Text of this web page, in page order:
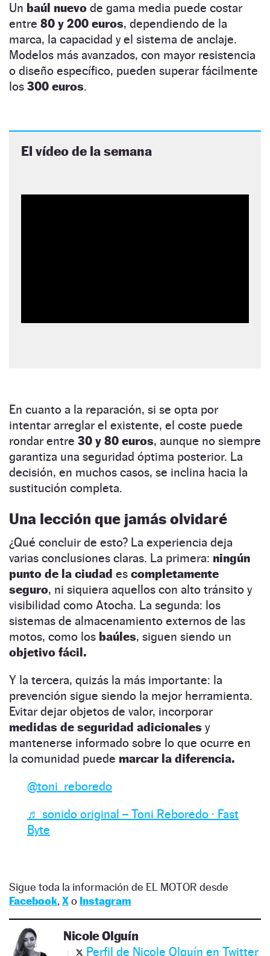
Un baúl nuevo de gama media puede costar
entre 80 y 200 euros, dependiendo de la
marca, la capacidad y el sistema de anclaje.
Modelos más avanzados, con mayor resistencia
o diseño específico, pueden superar fácilmente
los 300 euros.
El vídeo de la semana
En cuanto a la reparación, si se opta por
intentar arreglar el existente, el coste puede
rondar entre 30 y 80 euros, aunque no siempre
garantiza una seguridad óptima posterior. La
decisión, en muchos casos, se inclina hacia la
sustitución completa.
Una lección que jamás olvidaré
¿Qué concluir de esto? La experiencia deja
varias conclusiones claras. La primera: ningún
punto de la ciudad es completamente
seguro, ni siquiera aquellos con alto tránsito y
visibilidad como Atocha. La segunda: los
sistemas de almacenamiento externos de las
motos, como los baúles, siguen siendo un
objetivo fácil.
Y la tercera, quizás la más importante: la
prevención sigue siendo la mejor herramienta.
Evitar dejar objetos de valor, incorporar
medidas de seguridad adicionales y
mantenerse informado sobre lo que ocurre en
la comunidad puede marcar la diferencia.
@toni_reboredo
♬ sonido original – Toni Reboredo · Fast
Byte
Sigue toda la información de EL MOTOR desde
Facebook, Xo Instagram
Nicole Olguín
Perfil de Nicole Olguín en Twitter